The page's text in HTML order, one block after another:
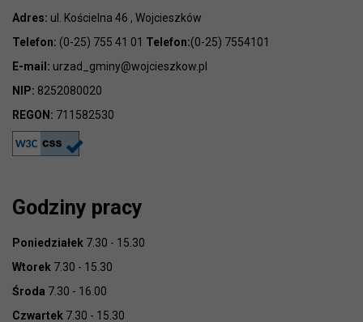
Adres: ul. Kościelna 46 , Wojcieszków
Telefon: (0-25) 755 41 01 Telefon:(0-25) 7554101
E-mail: urzad_gminy@wojcieszkow.pl
NIP: 8252080020
REGON: 711582530
Godziny pracy
Poniedziałek 7.30 - 15.30
Wtorek 7.30 - 15.30
Środa 7.30 - 16.00
Czwartek 7.30 - 15.30